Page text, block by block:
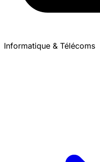
Informatique & Télécoms